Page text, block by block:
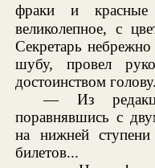
фраки и красные
великолепное, с
Секретарь
шубу, провел
достоинством
— Из
поравнявшись с
на нижней
билетов...